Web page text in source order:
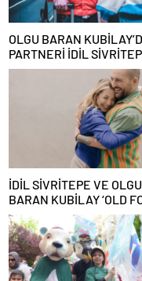
OLGU BARAN
PARTNERİ İDİL SİVRİTEPE’YE
ÖVGÜ DOLU SÖZLER!
İDİL SİVRİTEPE VE OLGU
BARAN KUBİLAY ‘OLD
İLE TÜRSAK VAKFI İÇİN
SAHNEDE!